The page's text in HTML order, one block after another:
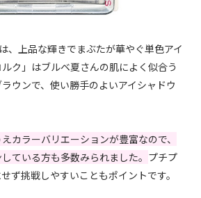
、上品な輝きでまぶたが華やぐ単色アイ
ク」はブルベ夏さんの肌によく似合う
ウンで、使い勝手のよいアイシャドウ
カラーバリエーションが豊富なので、
ている方も多数みられました。 プチプ
ず挑戦しやすいこともポイントです。